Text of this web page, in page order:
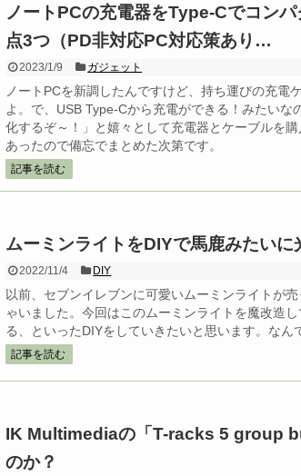
ノートPCの充電器をType-Cでコン
点3つ（PD非対応PC対応策あり…
2023/1/9 ガジェット
ノートPCを新調したんですけど、持ち運びの充電
よ。で、USB Type-Cから充電ができる！みたいな
化するぞ～！」と嬉々として充電器とケーブルを
あったので備忘でまとめた次第です。
記事を読む
ムーミンライトをDIYで馬鹿みたいに
2022/11/4 DIY
以前、セブンイレブンに可愛いムーミンライトが
ゃいました。今回はこのムーミンライトを魔改造
る、といったDIYをしていきたいと思います。なん
記事を読む
IK Multimediaの「T-racks 5 group
のか？